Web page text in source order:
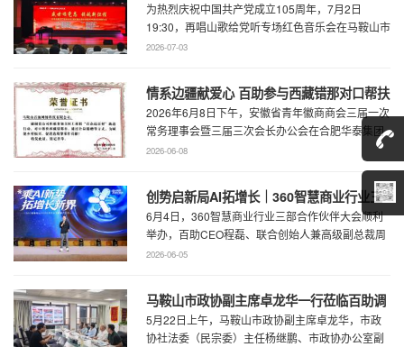
105周年文艺展演
为热烈庆祝中国共产党成立105周年，7月2日
19:30，再唱山歌给党听专场红色音乐会在马鞍山市
工人文化宫职工剧场精彩上演。本场音乐会由 ...
2026-07-03
情系边疆献爱心 百助参与西藏错那对口帮扶
行动
2026年6月8日下午，安徽省青年徽商商会三届一次
常务理事会暨三届三次会长办公会在合肥华泰集团
召开。...
2026-06-08
创势启新局AI拓增长｜360智慧商业行业三
部合作伙伴大会圆满召开
6月4日，360智慧商业行业三部合作伙伴大会顺利
举办，百助CEO程磊、联合创始人兼高级副总裁周
慧受邀参会，与360集团副总裁黄剑及行业各合作
2026-06-05
马鞍山市政协副主席卓龙华一行莅临百助调
研指导工作
5月22日上午，马鞍山市政协副主席卓龙华，市政
协社法委（民宗委）主任杨继鹏、市政协办公室副